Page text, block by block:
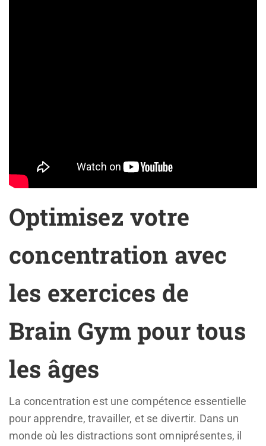
Optimisez votre
concentration avec
les exercices de
Brain Gym pour tous
les âges
La concentration est une compétence essentielle
pour apprendre, travailler, et se divertir. Dans un
monde où les distractions sont omniprésentes, il